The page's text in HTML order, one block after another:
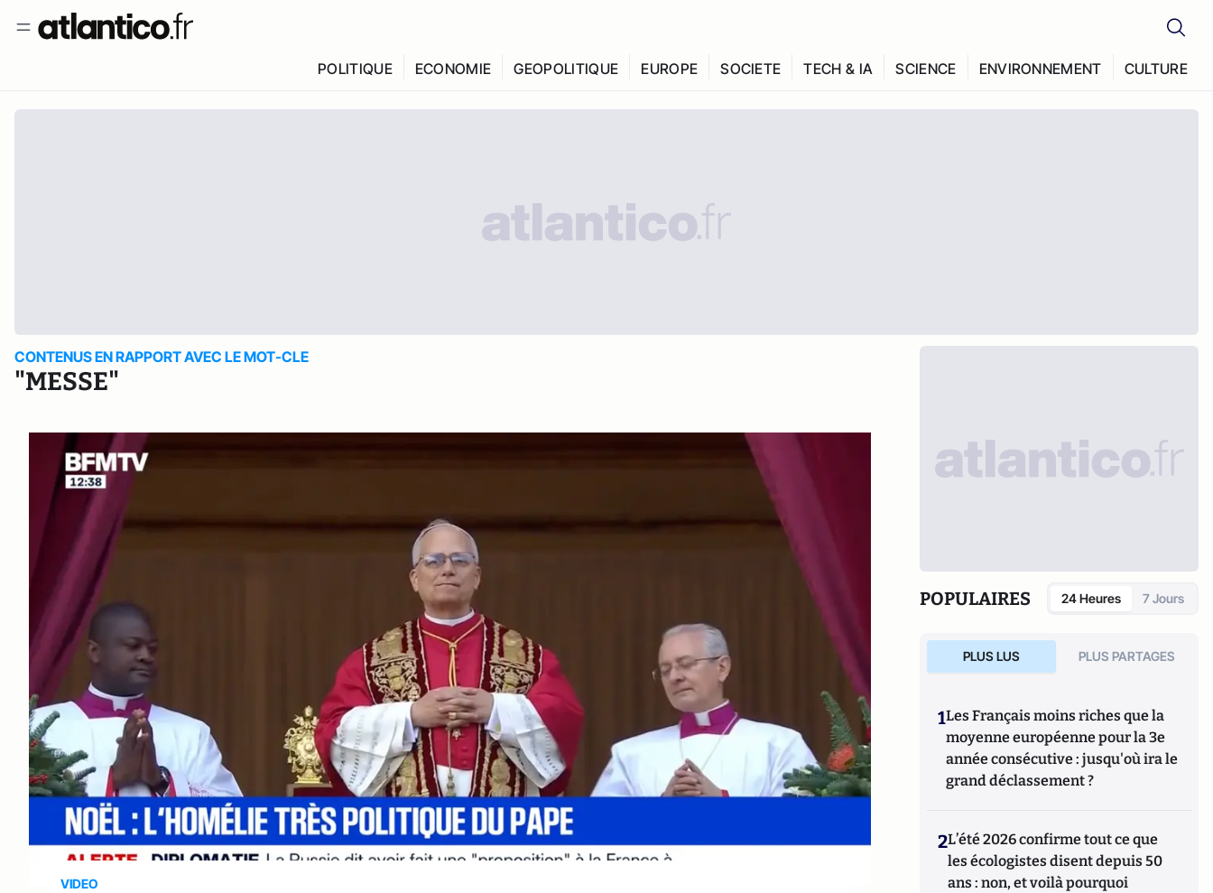
POLITIQUE ECONOMIE GEOPOLITIQUE EUROPE SOCIETE TECH & IA SCIENCE ENVIRONNEMENT CULTURE
CONTENUS EN RAPPORT AVEC LE MOT-CLE
"MESSE"
VIDEO
POPULAIRES 24 Heures 7 Jours
PLUS LUS PLUS PARTAGES
1Les Français moins riches que la
moyenne européenne pour la 3e
année consécutive : jusqu'où ira le
grand déclassement ?
2L’été 2026 confirme tout ce que
les écologistes disent depuis 50
ans : non, et voilà pourquoi